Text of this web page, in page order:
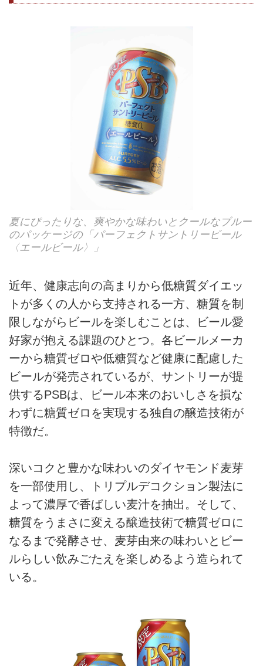
夏にぴったりな、爽やかな味わいとクールなブルー
のパッケージの「パーフェクトサントリービール
〈エールビール〉」
近年、健康志向の高まりから低糖質ダイエッ
トが多くの人から支持される一方、糖質を制
限しながらビールを楽しむことは、ビール愛
好家が抱える課題のひとつ。各ビールメーカ
ーから糖質ゼロや低糖質など健康に配慮した
ビールが発売されているが、サントリーが提
供するPSBは、ビール本来のおいしさを損な
わずに糖質ゼロを実現する独自の醸造技術が
特徴だ。
深いコクと豊かな味わいのダイヤモンド麦芽
を一部使用し、トリプルデコクション製法に
よって濃厚で香ばしい麦汁を抽出。そして、
糖質をうまさに変える醸造技術で糖質ゼロに
なるまで発酵させ、麦芽由来の味わいとビー
ルらしい飲みごたえを楽しめるよう造られて
いる。